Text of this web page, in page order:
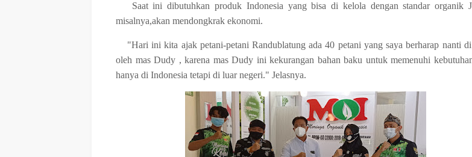
Saat ini dibutuhkan produk Indonesia yang bisa di kelola dengan standar organik
misalnya,akan mendongkrak ekonomi.
"Hari ini kita ajak petani-petani Randublatung ada 40 petani yang saya berharap nanti
oleh mas Dudy , karena mas Dudy ini kekurangan bahan baku untuk memenuhi
hanya di Indonesia tetapi di luar negeri." Jelasnya.